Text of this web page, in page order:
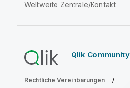
Weltweite Zentrale/Kontakt
Qlik Community
Rechtliche Vereinbarungen